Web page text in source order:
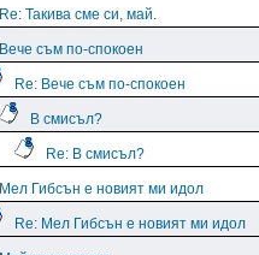
Re: Такива сме си, май.
Вече съм по-спокоен
Re: Вече съм по-спокоен
В смисъл?
Re: В смисъл?
Мел Гибсън е новият ми идол
Re: Мел Гибсън е новият ми идол